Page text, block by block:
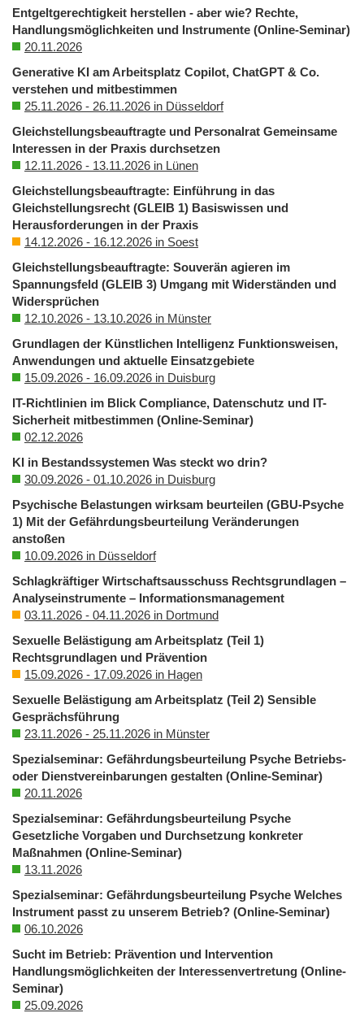
Entgeltgerechtigkeit herstellen - aber wie? Rechte,
Handlungsmöglichkeiten und Instrumente (Online-Seminar)
20.11.2026
Generative KI am Arbeitsplatz Copilot, ChatGPT & Co.
verstehen und mitbestimmen
25.11.2026 - 26.11.2026 in Düsseldorf
Gleichstellungsbeauftragte und Personalrat Gemeinsame
Interessen in der Praxis durchsetzen
12.11.2026 - 13.11.2026 in Lünen
Gleichstellungsbeauftragte: Einführung in das
Gleichstellungsrecht (GLEIB 1) Basiswissen und
Herausforderungen in der Praxis
14.12.2026 - 16.12.2026 in Soest
Gleichstellungsbeauftragte: Souverän agieren im
Spannungsfeld (GLEIB 3) Umgang mit Widerständen und
Widersprüchen
12.10.2026 - 13.10.2026 in Münster
Grundlagen der Künstlichen Intelligenz Funktionsweisen,
Anwendungen und aktuelle Einsatzgebiete
15.09.2026 - 16.09.2026 in Duisburg
IT-Richtlinien im Blick Compliance, Datenschutz und IT-
Sicherheit mitbestimmen (Online-Seminar)
02.12.2026
KI in Bestandssystemen Was steckt wo drin?
30.09.2026 - 01.10.2026 in Duisburg
Psychische Belastungen wirksam beurteilen (GBU-Psyche
1) Mit der Gefährdungsbeurteilung Veränderungen
anstoßen
10.09.2026 in Düsseldorf
Schlagkräftiger Wirtschaftsausschuss Rechtsgrundlagen –
Analyseinstrumente – Informationsmanagement
03.11.2026 - 04.11.2026 in Dortmund
Sexuelle Belästigung am Arbeitsplatz (Teil 1)
Rechtsgrundlagen und Prävention
15.09.2026 - 17.09.2026 in Hagen
Sexuelle Belästigung am Arbeitsplatz (Teil 2) Sensible
Gesprächsführung
23.11.2026 - 25.11.2026 in Münster
Spezialseminar: Gefährdungsbeurteilung Psyche Betriebs-
oder Dienstvereinbarungen gestalten (Online-Seminar)
20.11.2026
Spezialseminar: Gefährdungsbeurteilung Psyche
Gesetzliche Vorgaben und Durchsetzung konkreter
Maßnahmen (Online-Seminar)
13.11.2026
Spezialseminar: Gefährdungsbeurteilung Psyche Welches
Instrument passt zu unserem Betrieb? (Online-Seminar)
06.10.2026
Sucht im Betrieb: Prävention und Intervention
Handlungsmöglichkeiten der Interessenvertretung (Online-
Seminar)
25.09.2026